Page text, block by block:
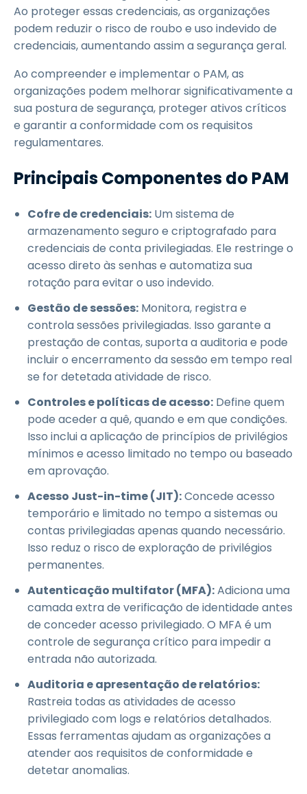
Ao proteger essas credenciais, as organizações
podem reduzir o risco de roubo e uso indevido de
credenciais, aumentando assim a segurança geral.
Ao compreender e implementar o PAM, as
organizações podem melhorar significativamente a
sua postura de segurança, proteger ativos críticos
e garantir a conformidade com os requisitos
regulamentares.
Principais Componentes do PAM
Cofre de credenciais: Um sistema de
armazenamento seguro e criptografado para
credenciais de conta privilegiadas. Ele restringe o
acesso direto às senhas e automatiza sua
rotação para evitar o uso indevido.
Gestão de sessões: Monitora, registra e
controla sessões privilegiadas. Isso garante a
prestação de contas, suporta a auditoria e pode
incluir o encerramento da sessão em tempo real
se for detetada atividade de risco.
Controles e políticas de acesso: Define quem
pode aceder a quê, quando e em que condições.
Isso inclui a aplicação de princípios de privilégios
mínimos e acesso limitado no tempo ou baseado
em aprovação.
Acesso Just-in-time (JIT):Concede acesso
temporário e limitado no tempo a sistemas ou
contas privilegiadas apenas quando necessário.
Isso reduz o risco de exploração de privilégios
permanentes.
Autenticação multifator (MFA):Adiciona uma
camada extra de verificação de identidade antes
de conceder acesso privilegiado. O MFA é um
controle de segurança crítico para impedir a
entrada não autorizada.
Auditoria e apresentação de relatórios:
Rastreia todas as atividades de acesso
privilegiado com logs e relatórios detalhados.
Essas ferramentas ajudam as organizações a
atender aos requisitos de conformidade e
detetar anomalias.